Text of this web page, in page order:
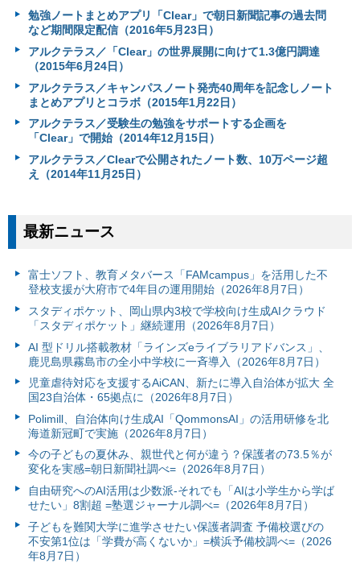
勉強ノートまとめアプリ「Clear」で朝日新聞記事の過去問
など期間限定配信（2016年5月23日）
アルクテラス／「Clear」の世界展開に向けて1.3億円調達
（2015年6月24日）
アルクテラス／キャンパスノート発売40周年を記念しノート
まとめアプリとコラボ（2015年1月22日）
アルクテラス／受験生の勉強をサポートする企画を
「Clear」で開始（2014年12月15日）
アルクテラス／Clearで公開されたノート数、10万ページ超
え（2014年11月25日）
最新ニュース
富⼠ソフト、教育メタバース「FAMcampus」を活用した不
登校支援が大府市で4年目の運用開始（2026年8月7日）
スタディポケット、岡山県内3校で学校向け生成AIクラウド
「スタディポケット」継続運用（2026年8月7日）
AI 型ドリル搭載教材「ラインズeライブラリアドバンス」、
鹿児島県霧島市の全小中学校に一斉導入（2026年8月7日）
児童虐待対応を支援するAiCAN、新たに導入自治体が拡大 全
国23自治体・65拠点に（2026年8月7日）
Polimill、自治体向け生成AI「QommonsAI」の活用研修を北
海道新冠町で実施（2026年8月7日）
今の子どもの夏休み、親世代と何が違う？保護者の73.5％が
変化を実感=朝日新聞社調べ=（2026年8月7日）
自由研究へのAI活用は少数派-それでも「AIは小学生から学ば
せたい」8割超 =塾選ジャーナル調べ=（2026年8月7日）
子どもを難関大学に進学させたい保護者調査 予備校選びの
不安第1位は「学費が高くないか」=横浜予備校調べ=（2026
年8月7日）